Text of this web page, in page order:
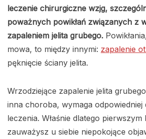
leczenie chirurgiczne wzjg,
poważnych powikłań związanych z
zapaleniem jelita grubego.
mowa, to między innymi: zapalenie
pęknięcie ściany jelita.
Wrzodziejące zapalenie jelita
inna choroba, wymaga odpowiedniej
leczenia. Właśnie dlatego
zauważysz u siebie niepokojące